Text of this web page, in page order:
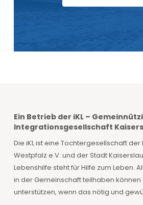
Ein Betrieb der iKL –
Integrationsgesellschaft
Die iKL ist eine Tochtergesellschaft der
Westpfalz e.V. und der Stadt
Lebenshilfe steht für Hilfe zum Leben.
in der Gemeinschaft teilhaben können
unterstützen, wenn das nötig und